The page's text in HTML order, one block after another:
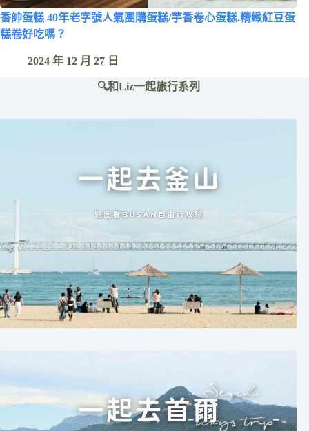
香帥蛋糕 40年老字號人氣團購蛋糕/芋香卷心蛋糕.精緻紅豆蛋
糕卷好吃嗎？
2024 年 12 月 27 日
🔍和Liz一起旅行系列